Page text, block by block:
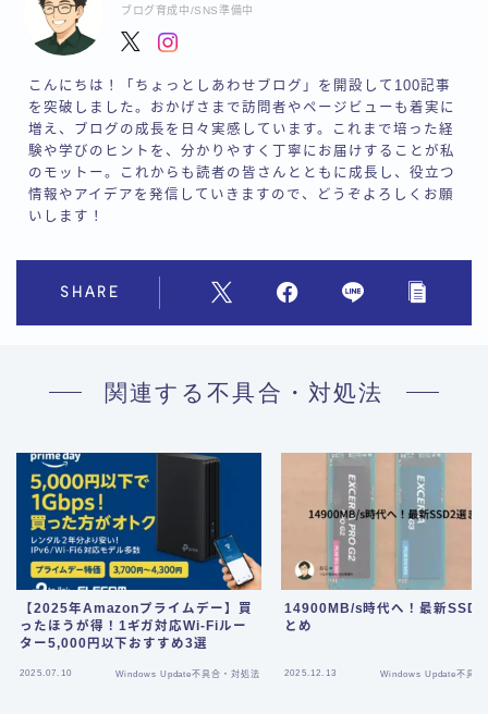
ブログ育成中/SNS準備中
こんにちは！「ちょっとしあわせブログ」を開設して100記事
を突破しました。おかげさまで訪問者やページビューも着実に
増え、ブログの成長を日々実感しています。これまで培った経
験や学びのヒントを、分かりやすく丁寧にお届けすることが私
のモットー。これからも読者の皆さんとともに成長し、役立つ
情報やアイデアを発信していきますので、どうぞよろしくお願
いします！
SHARE
関連する不具合・対処法
【2025年Amazonプライムデー】買
ったほうが得！1ギガ対応Wi‑Fiルー
ター5,000円以下おすすめ3選
2025.07.10 Windows Update不具合・対処法
14900MB/s時代へ！最新SSD2
とめ
2025.12.13 Windows Update不具合